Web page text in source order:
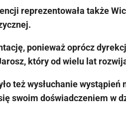
reprezentowała także
ponieważ oprócz
który od wielu lat
też wysłuchanie wystąpień
swoim doświadczeniem w